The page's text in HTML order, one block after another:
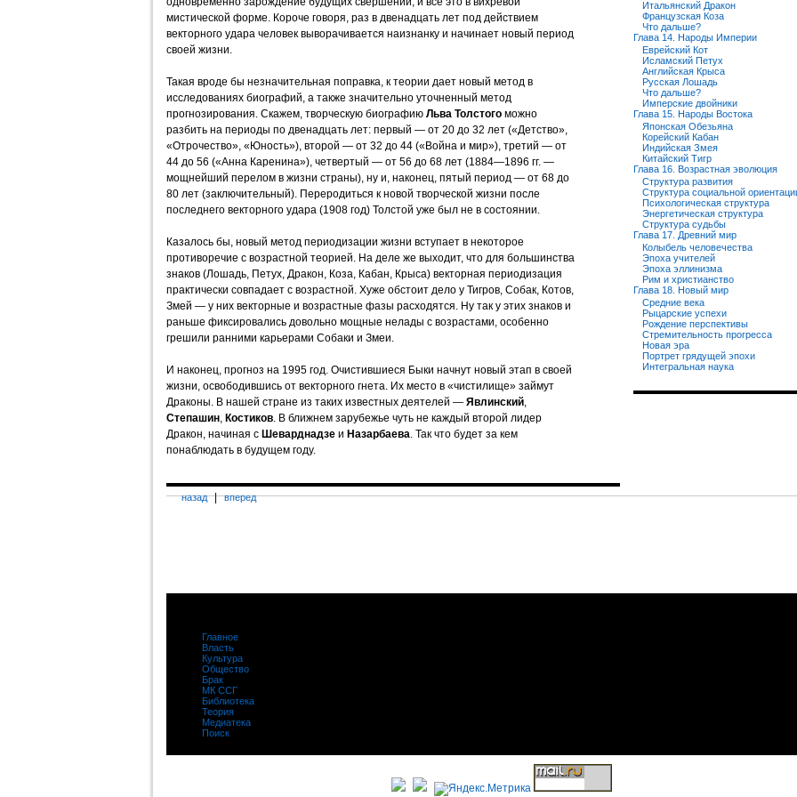
мистической форме. Короче говоря, раз в двенадцать лет под действием
векторного удара человек выворачивается наизнанку и начинает новый период
своей жизни.
Такая вроде бы незначительная поправка, к теории дает новый метод в
исследованиях биографий, а также значительно уточненный метод
прогнозирования. Скажем, творческую биографию Льва Толстого можно
разбить на периоды по двенадцать лет: первый — от 20 до 32 лет («Детство»,
«Отрочество», «Юность»), второй — от 32 до 44 («Война и мир»), третий — от
44 до 56 («Анна Каренина»), четвертый — от 56 до 68 лет (1884—1896 гг. —
мощнейший перелом в жизни страны), ну и, наконец, пятый период — от 68 до
80 лет (заключительный). Переродиться к новой творческой жизни после
последнего векторного удара (1908 год) Толстой уже был не в состоянии.
Казалось бы, новый метод периодизации жизни вступает в некоторое
противоречие с возрастной теорией. На деле же выходит, что для большинства
знаков (Лошадь, Петух, Дракон, Коза, Кабан, Крыса) векторная периодизация
практически совпадает с возрастной. Хуже обстоит дело у Тигров, Собак, Котов,
Змей — у них векторные и возрастные фазы расходятся. Ну так у этих знаков и
раньше фиксировались довольно мощные нелады с возрастами, особенно
грешили ранними карьерами Собаки и Змеи.
И наконец, прогноз на 1995 год. Очистившиеся Быки начнут новый этап в своей
жизни, освободившись от векторного гнета. Их место в «чистилище» займут
Драконы. В нашей стране из таких известных деятелей — Явлинский,
Степашин, Костиков. В ближнем зарубежье чуть не каждый второй лидер
Дракон, начиная с Шеварднадзе и Назарбаева. Так что будет за кем
понаблюдать в будущем году.
назад | вперед
Итальянский Дракон
Французская Коза
Что дальше?
Глава 14. Народы Империи
Еврейский Кот
Исламский Петух
Английская Крыса
Русская Лошадь
Что дальше?
Имперские двойники
Глава 15. Народы Востока
Японская Обезьяна
Корейский Кабан
Индийская Змея
Китайский Тигр
Глава 16. Возрастная эволюция
Структура развития
Структура социальной
Психологическая структура
Энергетическая структура
Структура судьбы
Глава 17. Древний мир
Колыбель человечества
Эпоха учителей
Эпоха эллинизма
Рим и христианство
Глава 18. Новый мир
Средние века
Рыцарские успехи
Рождение перспективы
Стремительность прогресса
Новая эра
Портрет грядущей эпохи
Интегральная наука
Главное
Власть
Культура
Общество
Брак
МК ССГ
Библиотека
Теория
Медиатека
Поиск